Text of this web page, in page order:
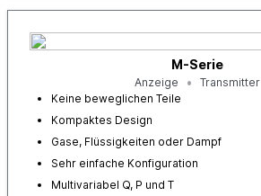
M-Serie
Anzeige
Transmitter
Keine beweglichen Teile
Kompaktes Design
Gase, Flüssigkeiten oder Dampf
Sehr einfache Konfiguration
Multivariabel Q, P und T